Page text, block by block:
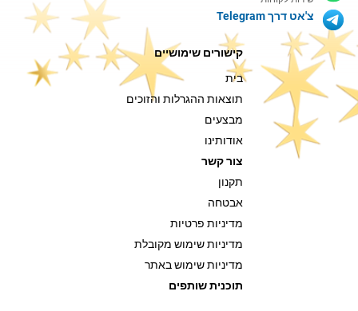
צ'אט דרך Telegram
קישורים שימושיים
בית
תוצאות ההגרלות והזוכים
מבצעים
אודותינו
צור קשר
תקנון
אבטחה
מדיניות פרטיות
מדיניות שימוש מקובלת
מדיניות שימוש באתר
תוכנית שותפים